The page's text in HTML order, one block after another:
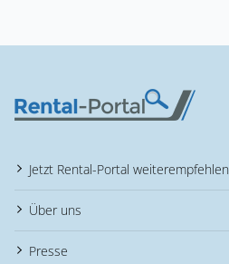
Jetzt Rental-Portal weiterempfehlen
Über uns
Presse